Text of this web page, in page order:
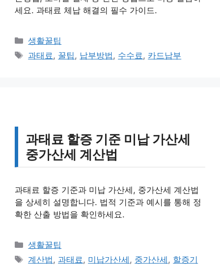
세요. 과태료 체납 해결의 필수 가이드.
카
테
생활꿀팁
태
과태료, 꿀팁, 납부방법, 수수료, 카드납부
과태료 할증 기준 미납 가산세
중가산세 계산법
과태료 할증 기준과 미납 가산세, 중가산세 계산법
을 상세히 설명합니다. 법적 기준과 예시를 통해 정
확한 산출 방법을 확인하세요.
카
테
생활꿀팁
태
계산법, 과태료, 미납가산세 , 중가산세 , 할증기